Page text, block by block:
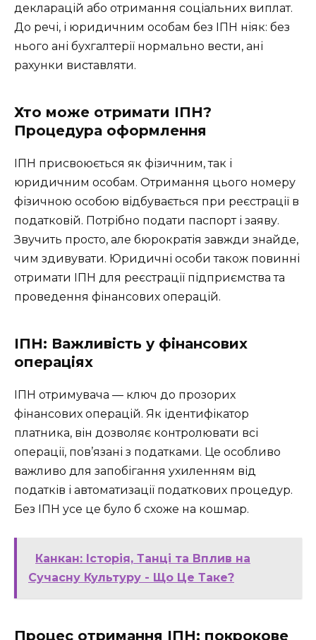
декларацій або отримання соціальних виплат.
До речі, і юридичним особам без ІПН ніяк: без
нього ані бухгалтерії нормально вести, ані
рахунки виставляти.
Хто може отримати ІПН?
Процедура оформлення
ІПН присвоюється як фізичним, так і
юридичним особам. Отримання цього номеру
фізичною особою відбувається при реєстрації в
податковій. Потрібно подати паспорт і заяву.
Звучить просто, але бюрократія завжди знайде,
чим здивувати. Юридичні особи також повинні
отримати ІПН для реєстрації підприємства та
проведення фінансових операцій.
ІПН: Важливість у фінансових
операціях
ІПН отримувача — ключ до прозорих
фінансових операцій. Як ідентифікатор
платника, він дозволяє контролювати всі
операції, пов’язані з податками. Це особливо
важливо для запобігання ухиленням від
податків і автоматизації податкових процедур.
Без ІПН усе це було б схоже на кошмар.
Канкан: Історія, Танці та Вплив на
Сучасну Культуру - Що Це Таке?
Процес отримання ІПН: покрокове